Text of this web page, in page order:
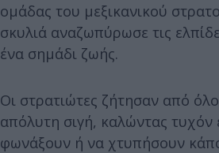
ομάδας του μεξικανικού
σκυλιά αναζωπύρωσε τις
ένα σημάδι ζωής.
Οι στρατιώτες ζήτησαν από
απόλυτη σιγή, καλώντας τυχόν
φωνάξουν ή να χτυπήσουν